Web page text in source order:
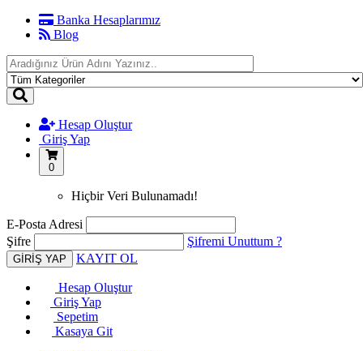
Banka Hesaplarımız
Blog
Hesap Oluştur
Giriş Yap
0
Hiçbir Veri Bulunamadı!
E-Posta Adresi
Şifre
Şifremi Unuttum ?
KAYIT OL
Hesap Oluştur
Giriş Yap
Sepetim
Kasaya Git